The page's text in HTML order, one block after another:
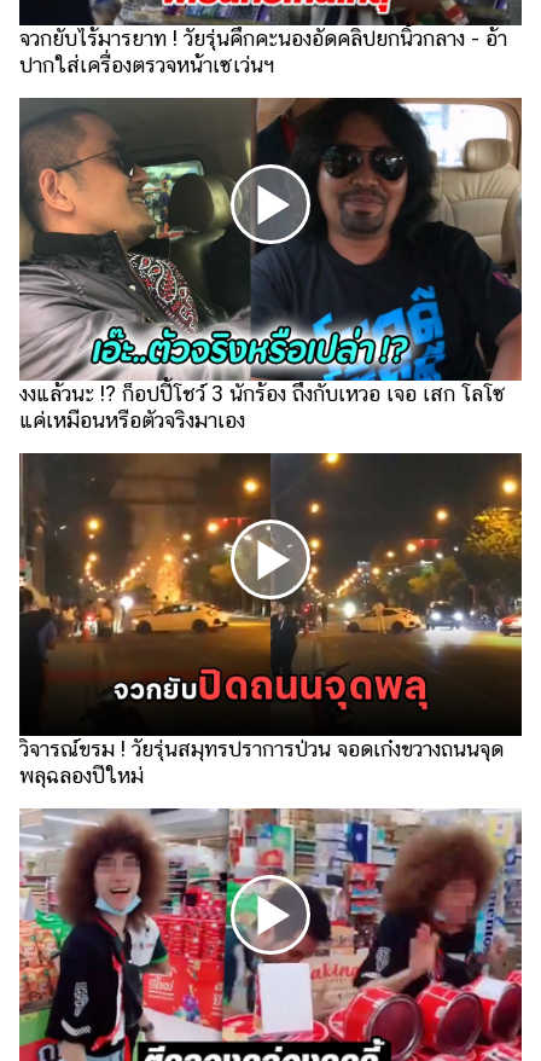
บันเทิง
เกาหลี
ไลฟ์
ไตล์
ดูด
วง
ผู้
หญิง
ผู้ชาย
สุขภาพ
ท่อง
เที่ยว
อาหาร
ช้อป
ปิ้ง
บ้าน
และ
ตกแต่ง
มือ
ถือ
ราคา
ทอง
ราคา
น้ำมัน
จวกยับไร้มารยาท ! วัยรุ่นคึกคะนองอัดคลิปยกนิ้วกลาง - อ้า
ปากใส่เครื่องตรวจหน้าเซเว่นฯ
งงแล้วนะ !? ก็อปปี้โชว์ 3 นักร้อง ถึงกับเหวอ เจอ เสก โลโซ
แค่เหมือนหรือตัวจริงมาเอง
วิจารณ์ขรม ! วัยรุ่นสมุทรปราการป่วน จอดเก๋งขวางถนนจุด
พลุฉลองปีใหม่